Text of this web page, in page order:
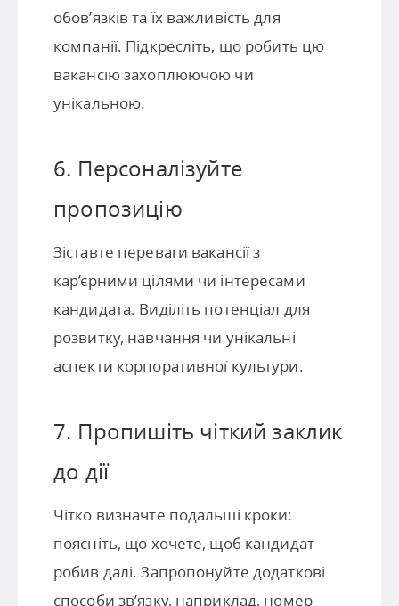
обов’язків та їх важливість для
компанії. Підкресліть, що робить цю
вакансію захоплюючою чи
унікальною.
6. Персоналізуйте
пропозицію
Зіставте переваги вакансії з
кар’єрними цілями чи інтересами
кандидата. Виділіть потенціал для
розвитку, навчання чи унікальні
аспекти корпоративної культури.
7. Пропишіть чіткий заклик
до дії
Чітко визначте подальші кроки:
поясніть, що хочете, щоб кандидат
робив далі. Запропонуйте додаткові
способи зв’язку, наприклад, номер